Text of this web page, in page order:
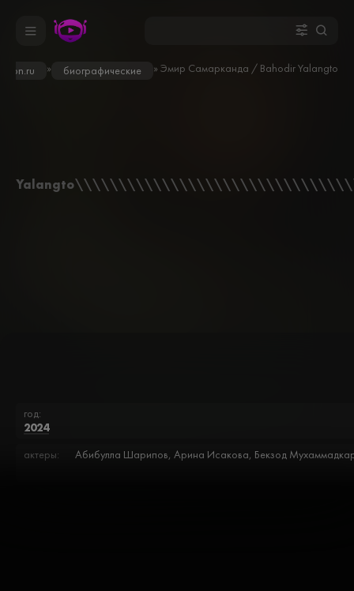
» биографические » Эмир Самарканда / Bahodir Yalangto'sh
год:
2024
актеры: Абибулла Шарипов, Арина Исакова, Бекзод